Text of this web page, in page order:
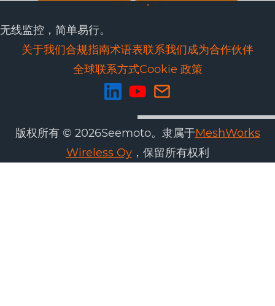
无线监控，简单易行。
关于我们合规指南术语表联系我们成为合作伙伴
全球联系方式Cookie 政策
版权所有 © 2026Seemoto。隶属于MeshWorks
Wireless Oy，保留所有权利